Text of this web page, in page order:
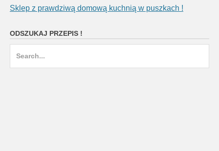
Sklep z prawdziwą domową kuchnią w puszkach !
ODSZUKAJ PRZEPIS !